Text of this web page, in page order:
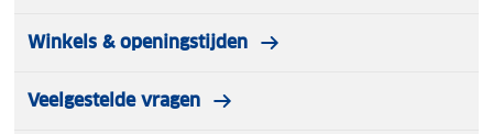
Winkels & openingstijden
Veelgestelde vragen